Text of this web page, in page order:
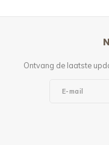
Ontvang de laatste